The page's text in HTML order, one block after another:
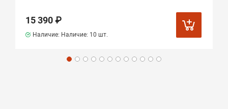
15 390 ₽
Наличие: Наличие: 10 шт.